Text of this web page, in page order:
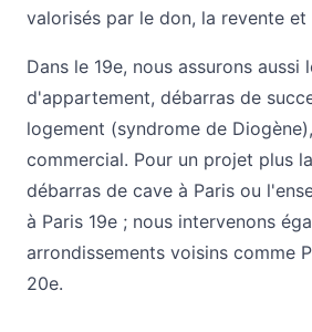
valorisés par le don, la revente et
Dans le 19e, nous assurons aussi
d'appartement, débarras de
logement (syndrome de Diogène),
commercial. Pour un projet plus
débarras de cave à Paris ou
à Paris 19e ; nous intervenons
arrondissements voisins comme
20e.